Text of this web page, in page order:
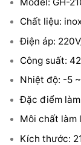
Chất liệu:
Điện áp:
Công suất:
Nhiệt độ: -5
Đặc điểm
Môi chất làm
Kích thước: